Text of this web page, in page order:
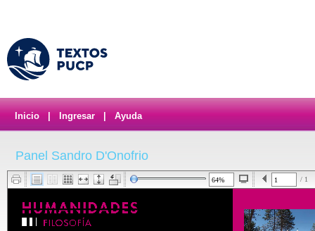
Inicio Ingresar Ayuda
Panel Sandro D'Onofrio
/ 1